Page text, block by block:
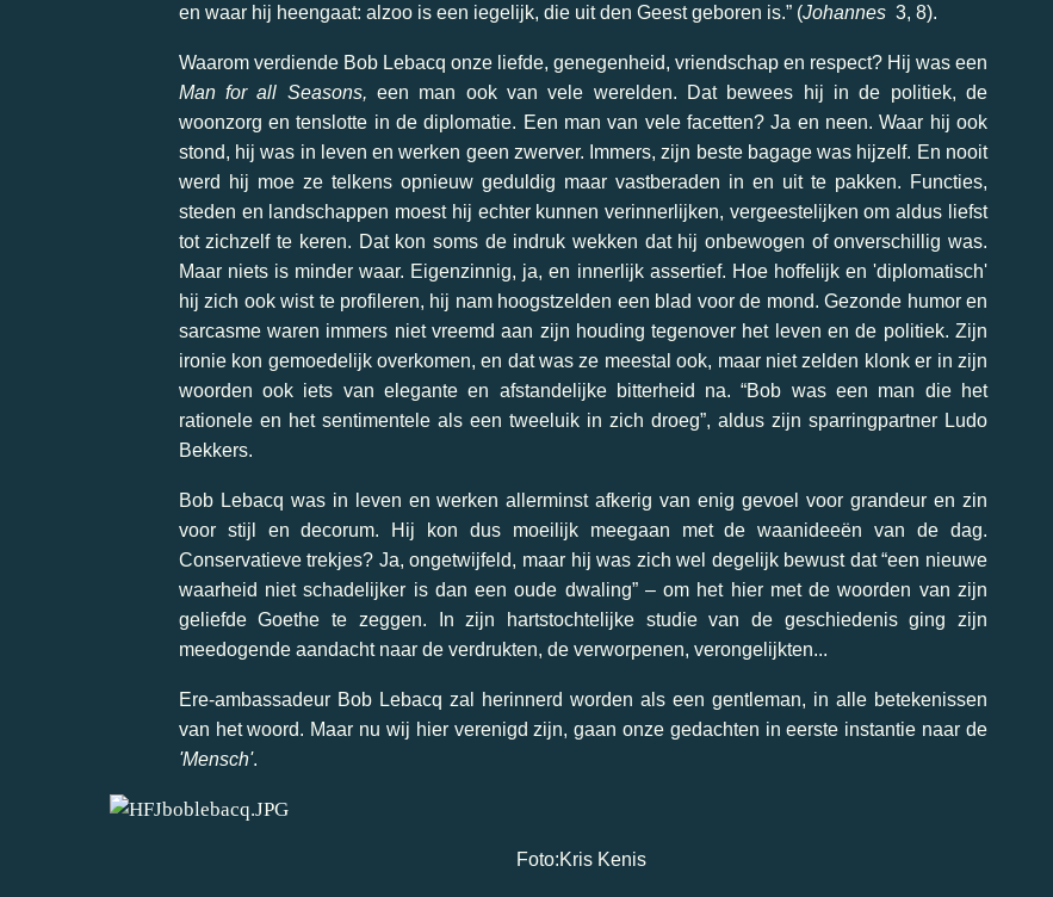
en waar hij heengaat: alzoo is een iegelijk, die uit den Geest geboren is.” (Johannes3, 8).
Waarom verdiende Bob Lebacq onze liefde, genegenheid, vriendschap en respect? Hij was een
Man for all Seasons, een man ook van vele werelden. Dat bewees hij in de politiek, de
woonzorg en tenslotte in de diplomatie. Een man van vele facetten? Ja en neen. Waar hij ook
stond, hij was in leven en werken geen zwerver. Immers, zijn beste bagage was hijzelf. En nooit
werd hij moe ze telkens opnieuw geduldig maar vastberaden in en uit te pakken. Functies,
steden en landschappen moest hij echter kunnen verinnerlijken, vergeestelijken om aldus liefst
tot zichzelf te keren. Dat kon soms de indruk wekken dat hij onbewogen of onverschillig was.
Maar niets is minder waar. Eigenzinnig, ja, en innerlijk assertief. Hoe hoffelijk en 'diplomatisch'
hij zich ook wist te profileren, hij nam hoogstzelden een blad voor de mond. Gezonde humor en
sarcasme waren immers niet vreemd aan zijn houding tegenover het leven en de politiek. Zijn
ironie kon gemoedelijk overkomen, en dat was ze meestal ook, maar niet zelden klonk er in zijn
woorden ook iets van elegante en afstandelijke bitterheid na. “Bob was een man die het
rationele en het sentimentele als een tweeluik in zich droeg”, aldus zijn sparringpartner Ludo
Bekkers.
Bob Lebacq was in leven en werken allerminst afkerig van enig gevoel voor grandeur en zin
voor stijl en decorum. Hij kon dus moeilijk meegaan met de waanideeën van de dag.
Conservatieve trekjes? Ja, ongetwijfeld, maar hij was zich wel degelijk bewust dat “een nieuwe
waarheid niet schadelijker is dan een oude dwaling” – om het hier met de woorden van zijn
geliefde Goethe te zeggen. In zijn hartstochtelijke studie van de geschiedenis ging zijn
meedogende aandacht naar de verdrukten, de verworpenen, verongelijkten...
Ere-ambassadeur Bob Lebacq zal herinnerd worden als een gentleman, in alle betekenissen
van het woord. Maar nu wij hier verenigd zijn, gaan onze gedachten in eerste instantie naar de
'Mensch'.
Foto:Kris Kenis